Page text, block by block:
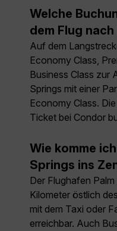
Welche
dem Flug
Auf dem
Economy Class,
Business Class zur
Springs mit einer
Economy Class.
Ticket bei Condor
Wie komme
Springs ins
Der Flughafen
Kilometer östlich
mit dem Taxi oder
erreichbar. Auch